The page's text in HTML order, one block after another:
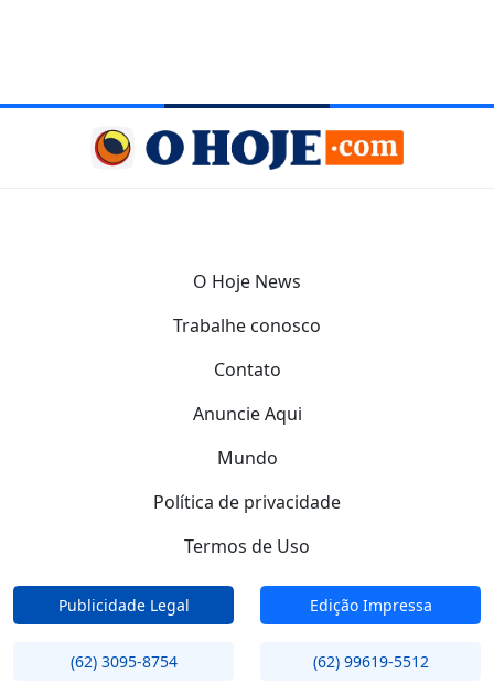
O Hoje News
Trabalhe conosco
Contato
Anuncie Aqui
Mundo
Política de privacidade
Termos de Uso
Publicidade Legal Edição Impressa
(62) 3095-8754 (62) 99619-5512